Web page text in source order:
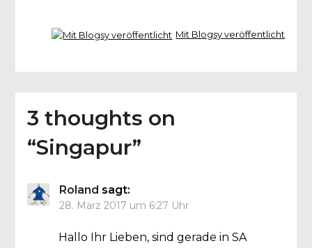
Mit Blogsy veröffentlicht
3 thoughts on
“Singapur”
Roland sagt:
28. März 2017 um 6:27 Uhr
Hallo Ihr Lieben, sind gerade in SA